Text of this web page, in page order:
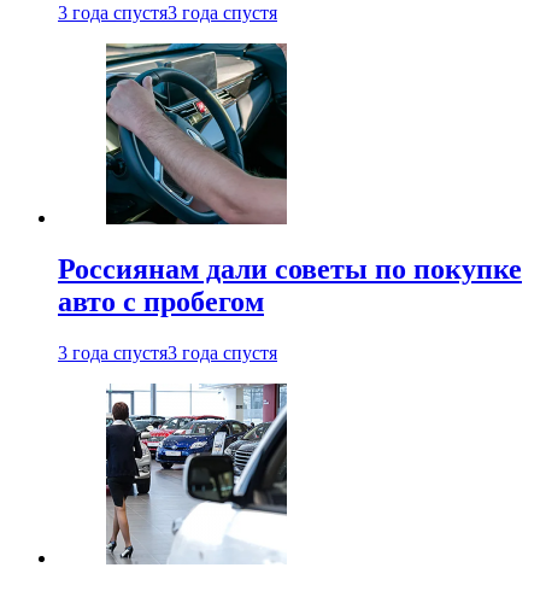
3 года спустя3 года спустя
Россиянам дали советы по покупке
авто с пробегом
3 года спустя3 года спустя